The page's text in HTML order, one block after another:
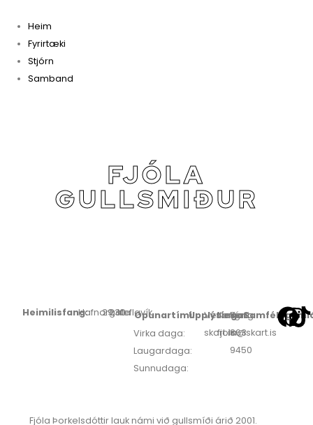
Heim
Fyrirtæki
Stjórn
Samband
FJÓLA
GULLSMIÐUR
Heimilisfang:Hafnargata
29,230KeflavíkOpunartími:
Virka daga:
Laugardaga:
Sunnudaga:
Upplýsingar:
Veffang:
skart.is
Netfang:
fjola@skart.is
Sími:
863
9450
Fjóla Þorkelsdóttir lauk námi við gullsmíði árið 2001.